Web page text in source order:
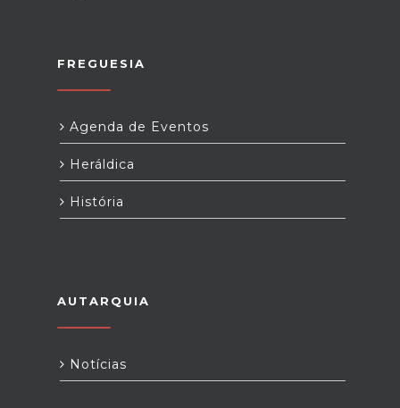
FREGUESIA
Agenda de Eventos
Heráldica
História
AUTARQUIA
Notícias